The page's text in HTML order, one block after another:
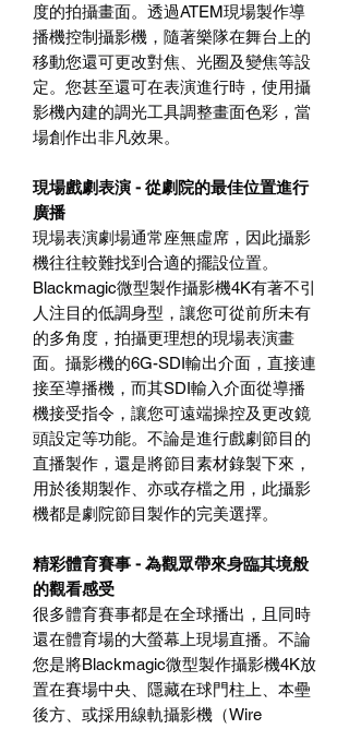
度的拍攝畫面。透過ATEM現場製作導
播機控制攝影機，隨著樂隊在舞台上的
移動您還可更改對焦、光圈及變焦等設
定。您甚至還可在表演進行時，使用攝
影機內建的調光工具調整畫面色彩，當
場創作出非凡效果。
現場戲劇表演 - 從劇院的最佳位置進行
廣播
現場表演劇場通常座無虛席，因此攝影
機往往較難找到合適的擺設位置。
Blackmagic微型製作攝影機4K有著不引
人注目的低調身型，讓您可從前所未有
的多角度，拍攝更理想的現場表演畫
面。攝影機的6G-SDI輸出介面，直接連
接至導播機，而其SDI輸入介面從導播
機接受指令，讓您可遠端操控及更改鏡
頭設定等功能。不論是進行戲劇節目的
直播製作，還是將節目素材錄製下來，
用於後期製作、亦或存檔之用，此攝影
機都是劇院節目製作的完美選擇。
精彩體育賽事 - 為觀眾帶來身臨其境般
的觀看感受
很多體育賽事都是在全球播出，且同時
還在體育場的大螢幕上現場直播。不論
您是將Blackmagic微型製作攝影機4K放
置在賽場中央、隱藏在球門柱上、本壘
後方、或採用線軌攝影機（Wire